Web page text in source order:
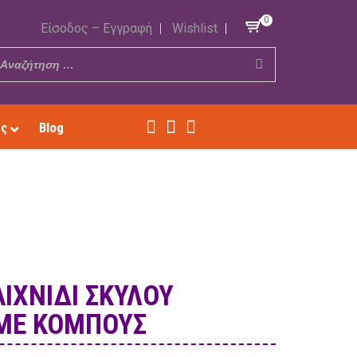
Είσοδος – Εγγραφή Wishlist
0
Blog
ΣΚΎΛΟΥ
ΚΌΜΠΟΥΣ